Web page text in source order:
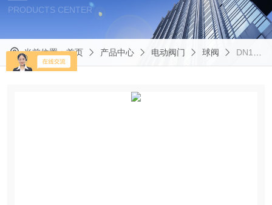
PRODUCTS CENTER
当前位置：首页 产品中心 电动阀门 球阀 DN100厂家销售25压力软密封浮动球阀